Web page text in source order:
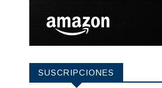
SUSCRIPCIONES